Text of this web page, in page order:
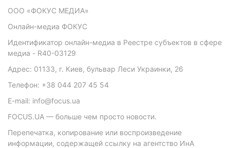
ООО «ФОКУС МЕДИА»
Онлайн-медиа ФОКУС
Идентификатор онлайн-медиа в Реестре субъектов в сфере
медиа - R40-03129
Адрес: 01133, г. Киев, бульвар Леси Украинки, 26
Телефон: +38 044 207 45 54
E-mail: info@focus.ua
FOCUS.UA — больше чем просто новости.
Перепечатка, копирование или воспроизведение
информации, содержащей ссылку на агентство ИнА